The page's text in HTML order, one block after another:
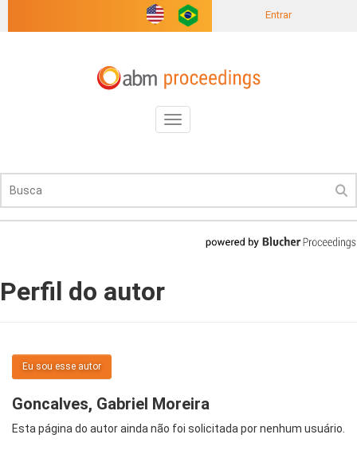
Entrar
Toggle
navigation
Perfil do autor
Eu sou esse autor
Goncalves, Gabriel Moreira
Esta página do autor ainda não foi solicitada por nenhum usuário.